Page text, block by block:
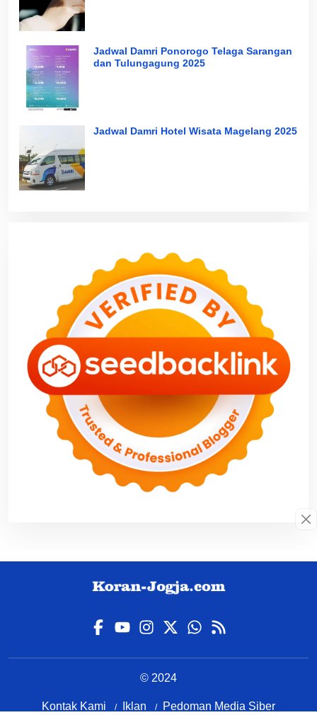
Jadwal Damri Ponorogo Telaga Sarangan
dan Tulungagung 2025
Jadwal Damri Hotel Wisata Magelang 2025
© 2024
Kontak Kami Iklan Pedoman Media Siber